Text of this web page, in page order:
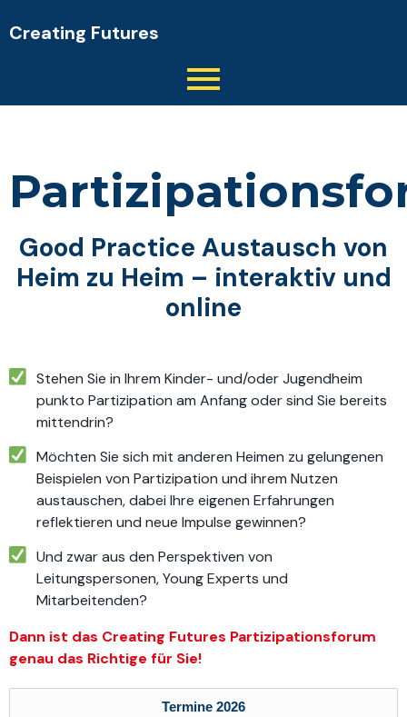
Creating Futures
Good Practice Austausch von
Heim zu Heim – interaktiv und
online
Stehen Sie in Ihrem Kinder- und/oder Jugendheim
punkto Partizipation am Anfang oder sind Sie bereits
mittendrin?
Möchten Sie sich mit anderen Heimen zu gelungenen
Beispielen von Partizipation und ihrem Nutzen
austauschen, dabei Ihre eigenen Erfahrungen
reflektieren und neue Impulse gewinnen?
Und zwar aus den Perspektiven von
Leitungspersonen, Young Experts und
Mitarbeitenden?
Dann ist das Creating Futures Partizipationsforum
genau das Richtige für Sie!
Termine 2026